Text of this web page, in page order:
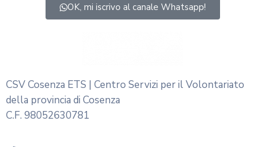
OK, mi iscrivo al canale Whatsapp!
CSV Cosenza ETS | Centro Servizi per il Volontariato
della provincia di Cosenza
C.F. 98052630781